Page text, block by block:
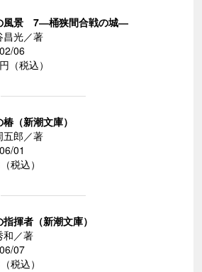
風景 7―桶狭間合戦の城―
昌光／著
06
（税込）
（新潮文庫）
五郎／著
01
税込）
揮者（新潮文庫）
和／著
07
税込）